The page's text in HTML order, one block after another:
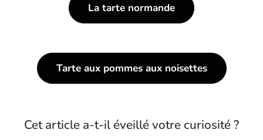
La tarte normande
Tarte aux pommes aux noisettes
Cet article a-t-il éveillé votre curiosité ?